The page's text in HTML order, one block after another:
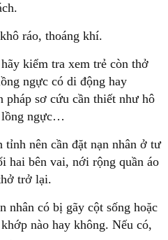
ráo, thoáng khí.
kiểm tra xem trẻ còn thở
ngực có di động hay
pháp sơ cứu cần thiết như hô
lồng ngực…
nên cần đặt nạn nhân ở tư
hai bên vai, nới rộng quần áo
trở lại.
nhân có bị gãy cột sống hoặc
nào hay không. Nếu có,